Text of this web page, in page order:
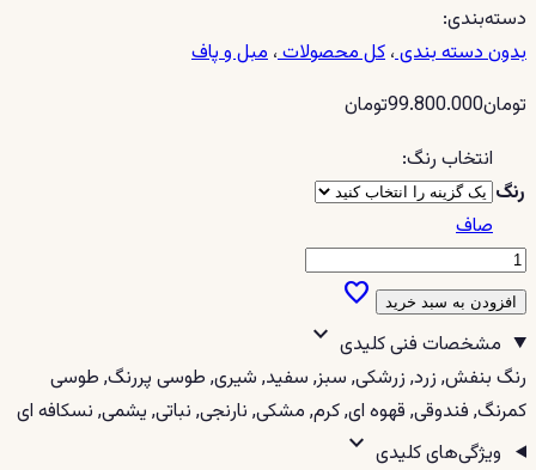
دسته‌بندی:
بدون دسته بندی، کل محصولات، مبل و پاف
تومان99.800.000تومان
رنگ
انتخاب رنگ:
صاف
ست
کارلوافزودن به سبد خرید favorite
مشخصات فنی کلیدی expand_more
رنگ بنفش, زرد, زرشکی, سبز, سفید, شیری, طوسی پررنگ, طوسی
کمرنگ, فندوقی, قهوه ای, کرم, مشکی, نارنجی, نباتی, یشمی, نسکافه ای
ویژگی‌های کلیدی expand_more